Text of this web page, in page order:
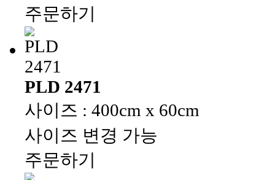
주문하기
PLD 2471
사이즈 : 400cm x 60cm
사이즈 변경 가능
주문하기